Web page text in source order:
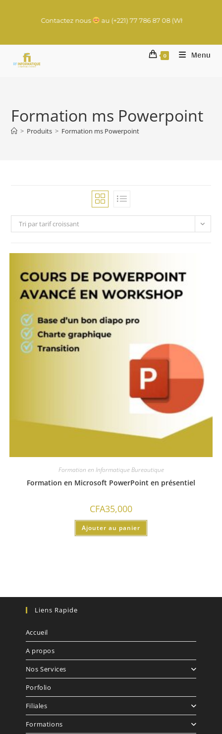
lancer ? Contactez nous au (+221) 77 786 87 08 (WhatsApp) |
0 Menu
Formation ms Powerpoint
> Produits > Formation ms Powerpoint
Tri par tarif croissant
Formation en Informatique Bureautique
Formation en Microsoft PowerPoint en présentiel
CFA35,000
Ajouter au panier
Liens Rapide
Accueil
A propos
Nos Services
Porfolio
Filiales
Formations